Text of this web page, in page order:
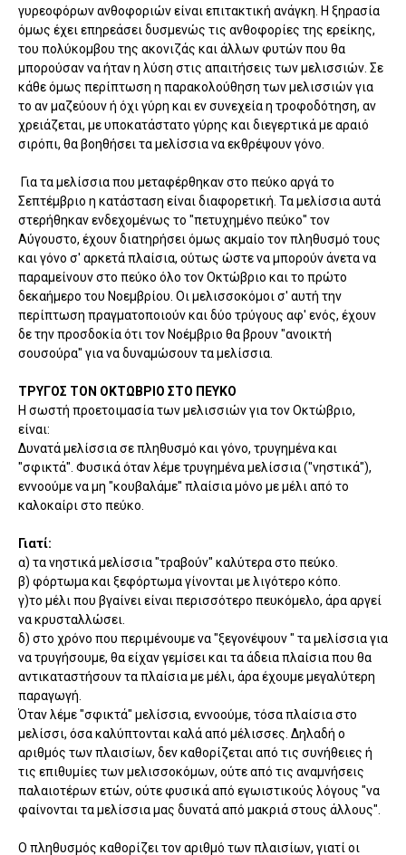
γυρεοφόρων ανθοφοριών είναι επιτακτική ανάγκη. Η ξηρασία
όμως έχει επηρεάσει δυσμενώς τις ανθοφορίες της ερείκης,
του πολύκομβου της ακονιζάς και άλλων φυτών που θα
μπορούσαν να ήταν η λύση στις απαιτήσεις των μελισσιών. Σε
κάθε όμως περίπτωση η παρακολούθηση των μελισσιών για
το αν μαζεύουν ή όχι γύρη και εν συνεχεία η τροφοδότηση, αν
χρειάζεται, με υποκατάστατο γύρης και διεγερτικά με αραιό
σιρόπι, θα βοηθήσει τα μελίσσια να εκθρέψουν γόνο.
Για τα μελίσσια που μεταφέρθηκαν στο πεύκο αργά το
Σεπτέμβριο η κατάσταση είναι διαφορετική. Τα μελίσσια αυτά
στερήθηκαν ενδεχομένως το "πετυχημένο πεύκο" τον
Αύγουστο, έχουν διατηρήσει όμως ακμαίο τον πληθυσμό τους
και γόνο σ' αρκετά πλαίσια, ούτως ώστε να μπορούν άνετα να
παραμείνουν στο πεύκο όλο τον Οκτώβριο και το πρώτο
δεκαήμερο του Νοεμβρίου. Οι μελισσοκόμοι σ' αυτή την
περίπτωση πραγματοποιούν και δύο τρύγους αφ' ενός, έχουν
δε την προσδοκία ότι τον Νοέμβριο θα βρουν "ανοικτή
σουσούρα" για να δυναμώσουν τα μελίσσια.
ΤΡΥΓΟΣ ΤΟΝ ΟΚΤΩΒΡΙΟ ΣΤΟ ΠΕΥΚΟ
Η σωστή προετοιμασία των μελισσιών για τον Οκτώβριο,
είναι:
Δυνατά μελίσσια σε πληθυσμό και γόνο, τρυγημένα και
"σφικτά". Φυσικά όταν λέμε τρυγημένα μελίσσια ("νηστικά"),
εννοούμε να μη "κουβαλάμε" πλαίσια μόνο με μέλι από το
καλοκαίρι στο πεύκο.
Γιατί:
α) τα νηστικά μελίσσια "τραβούν" καλύτερα στο πεύκο.
β) φόρτωμα και ξεφόρτωμα γίνονται με λιγότερο κόπο.
γ)το μέλι που βγαίνει είναι περισσότερο πευκόμελο, άρα αργεί
να κρυσταλλώσει.
δ) στο χρόνο που περιμένουμε να "ξεγονέψουν " τα μελίσσια για
να τρυγήσουμε, θα είχαν γεμίσει και τα άδεια πλαίσια που θα
αντικαταστήσουν τα πλαίσια με μέλι, άρα έχουμε μεγαλύτερη
παραγωγή.
Όταν λέμε "σφικτά" μελίσσια, εννοούμε, τόσα πλαίσια στο
μελίσσι, όσα καλύπτονται καλά από μέλισσες. Δηλαδή ο
αριθμός των πλαισίων, δεν καθορίζεται από τις συνήθειες ή
τις επιθυμίες των μελισσοκόμων, ούτε από τις αναμνήσεις
παλαιοτέρων ετών, ούτε φυσικά από εγωιστικούς λόγους "να
φαίνονται τα μελίσσια μας δυνατά από μακριά στους άλλους".
Ο πληθυσμός καθορίζει τον αριθμό των πλαισίων, γιατί οι